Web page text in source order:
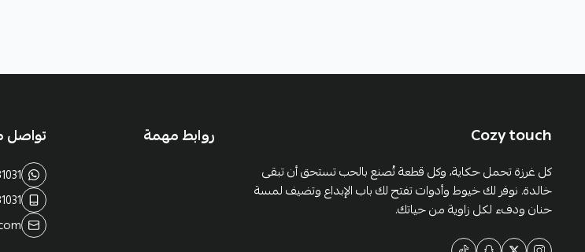
Cozy touch
كل غرزة تحمل حكاية، وكل قطعة تُصنع بالحب تستحق أن تبقى
خالدة. نوفر لك خيوط وأدوات تفتح لك باب الإبداع وتضيف لمسة
حنان ودفء لكل زاوية من حياتك.
روابط مهمة تواصل